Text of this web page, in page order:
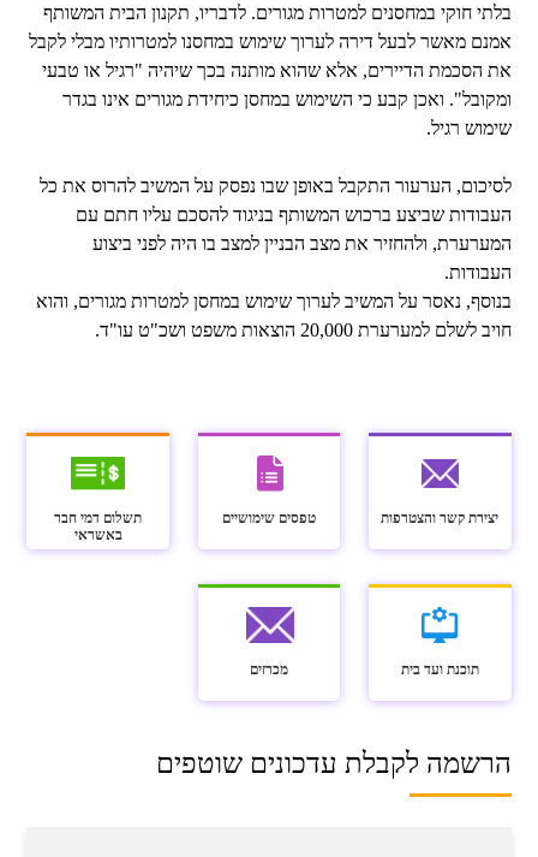
בלתי חוקי במחסנים למטרות מגורים. לדבריו, תקנון הבית המשותף
אמנם מאשר לבעל דירה לערוך שימוש במחסנו למטרותיו מבלי לקבל
את הסכמת הדיירים, אלא שהוא מותנה בכך שיהיה "רגיל או טבעי
ומקובל". ואכן קבע כי השימוש במחסן כיחידת מגורים אינו בגדר
שימוש רגיל.
לסיכום, הערעור התקבל באופן שבו נפסק על המשיב להרוס את כל
העבודות שביצע ברכוש המשותף בניגוד להסכם עליו חתם עם
המערערת, ולהחזיר את מצב הבניין למצב בו היה לפני ביצוע
העבודות.
בנוסף, נאסר על המשיב לערוך שימוש במחסן למטרות מגורים, והוא
חויב לשלם למערערת 20,000 הוצאות משפט ושכ"ט עו"ד.
יצירת קשר והצטרפות טפסים שימושיים
תשלום דמי חבר
באשראי
תוכנת ועד בית מכרזים
הרשמה לקבלת עדכונים שוטפים